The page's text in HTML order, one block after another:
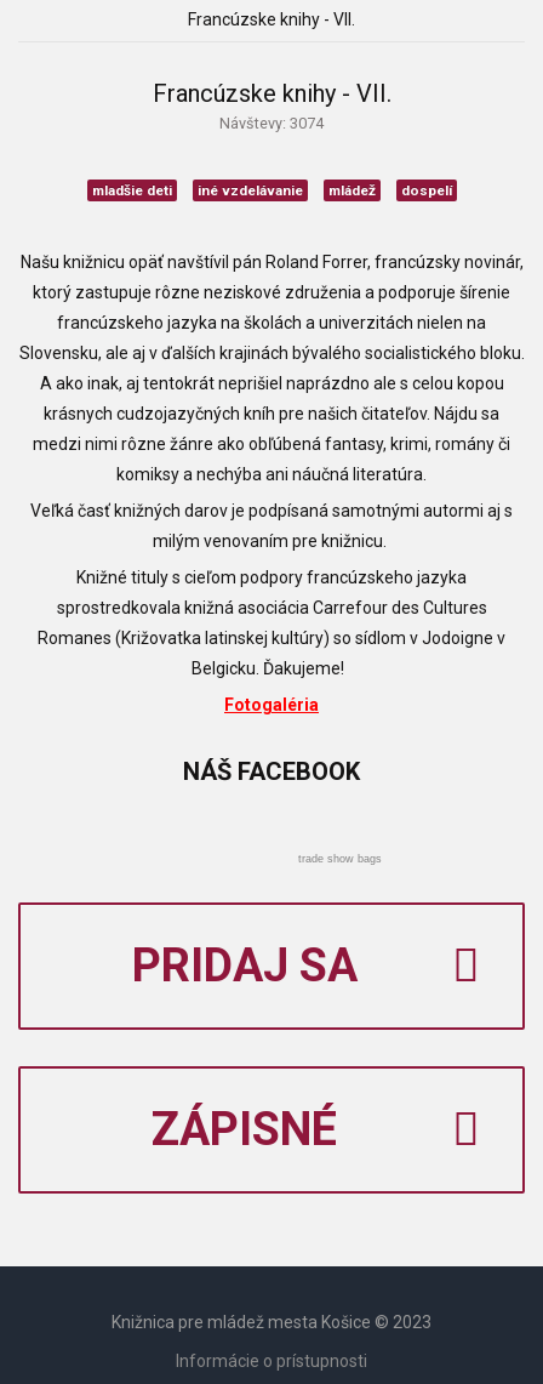
Francúzske knihy - VII.
Francúzske knihy - VII.
Návštevy: 3074
mladšie deti iné vzdelávanie mládež dospelí
Našu knižnicu opäť navštívil pán Roland Forrer, francúzsky novinár,
ktorý zastupuje rôzne neziskové združenia a podporuje šírenie
francúzskeho jazyka na školách a univerzitách nielen na
Slovensku, ale aj v ďalších krajinách bývalého socialistického bloku.
A ako inak, aj tentokrát neprišiel naprázdno ale s celou kopou
krásnych cudzojazyčných kníh pre našich čitateľov. Nájdu sa
medzi nimi rôzne žánre ako obľúbená fantasy, krimi, romány či
komiksy a nechýba ani náučná literatúra.
Veľká časť knižných darov je podpísaná samotnými autormi aj s
milým venovaním pre knižnicu.
Knižné tituly s cieľom podpory francúzskeho jazyka
sprostredkovala knižná asociácia Carrefour des Cultures
Romanes (Križovatka latinskej kultúry) so sídlom v Jodoigne v
Belgicku. Ďakujeme!
Fotogaléria
NÁŠ FACEBOOK
trade show bags
PRIDAJ SA
ZÁPISNÉ
Knižnica pre mládež mesta Košice © 2023
Informácie o prístupnosti